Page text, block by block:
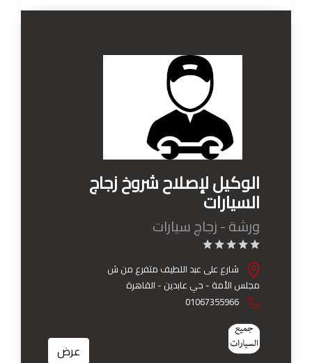
الوكيل لإصلاح شروخ زجاج
السيارات
ورشة - زجاج سيارات
شارع على عبد اللطيف متفرع من ش
مجلس الأمة - حي عابدين - القاهرة
01067355966
عرض